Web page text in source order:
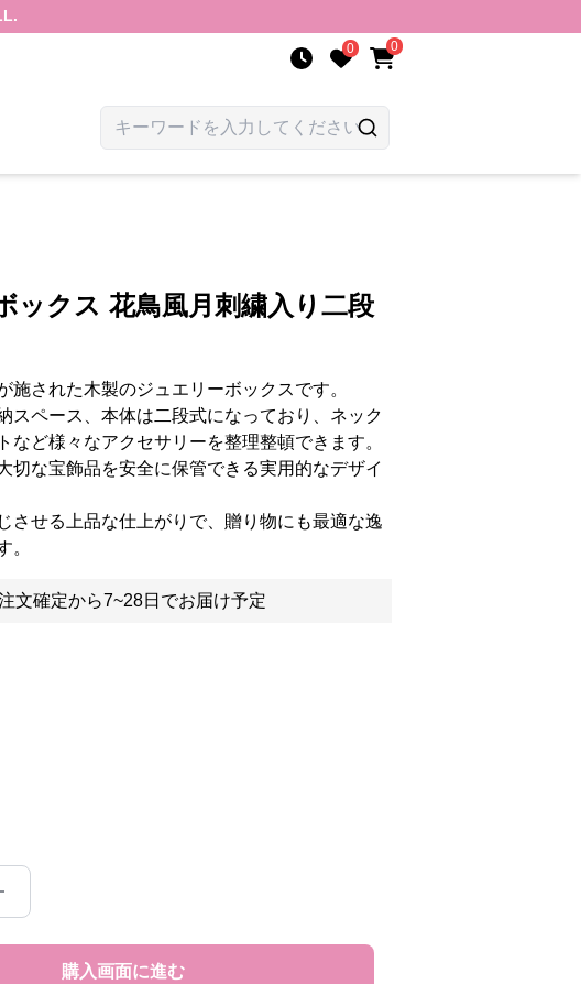
0 0
ックス 花鳥風月刺繍入り二段
施された木製のジュエリーボックスです。
スペース、本体は二段式になっており、ネック
など様々なアクセサリーを整理整頓できます。
切な宝飾品を安全に保管できる実用的なデザイ
させる上品な仕上がりで、贈り物にも最適な逸
。
文確定から7~28日でお届け予定
購入画面に進む